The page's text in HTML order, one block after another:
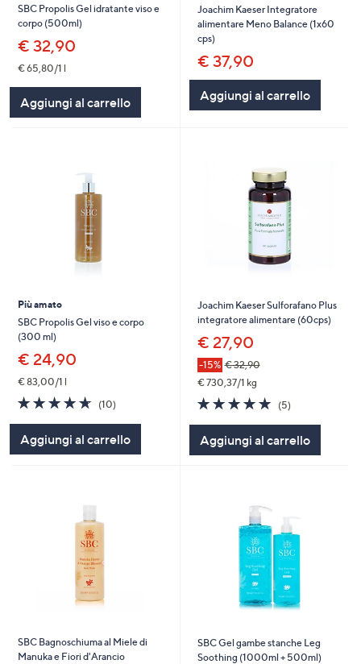
SBC Propolis Gel idratante viso e
corpo (500ml)
€ 32,90
€ 65,80/1 l
Aggiungi al carrello
Joachim Kaeser Integratore
alimentare Meno Balance (1x60
cps)
€ 37,90
Aggiungi al carrello
Più amato
SBC Propolis Gel viso e corpo
(300 ml)
€ 24,90
€ 83,00/1 l
4.6
of
Stars
(10)10
Aggiungi al carrello
Joachim Kaeser Sulforafano Plus
integratore alimentare (60cps)
€ 27,90
-15% € 32,90
€ 730,37/1 kg
5.0
of
Stars
(5)5
Aggiungi al carrello
SBC Bagnoschiuma al Miele di
Manuka e Fiori d'Arancio
SBC Gel gambe stanche Leg
Soothing (1000ml + 500ml)